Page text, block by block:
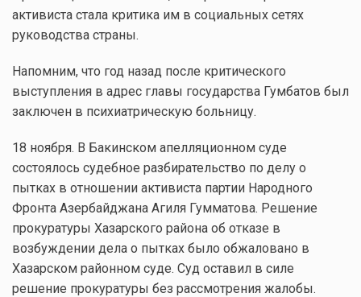
активиста стала критика им в социальных сетях
руководства страны.
Напомним, что год назад после критического
выступления в адрес главы государства Гумбатов был
заключен в психиатрическую больницу.
18 ноября. В Бакинском апелляционном суде
состоялось судебное разбирательство по делу о
пытках в отношении активиста партии Народного
Фронта Азербайджана Агиля Гумматова. Решение
прокуратуры Хазарского района об отказе в
возбуждении дела о пытках было обжаловано в
Хазарском районном суде. Суд оставил в силе
решение прокуратуры без рассмотрения жалобы.